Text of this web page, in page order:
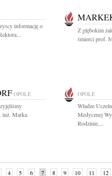
informację o
Z głębokim
śmierci prof.
OPOLE
inż. Marka
OPOLE
Władze
Medycznej
Rodzinie,...
4 5 6 7 8 9 10 11 12